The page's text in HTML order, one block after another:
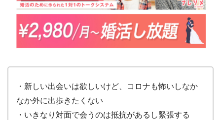
・新しい出会いは欲しいけど、コロナも怖いしなか
なか外に出歩きたくない
・いきなり対面で会うのは抵抗があるし緊張する